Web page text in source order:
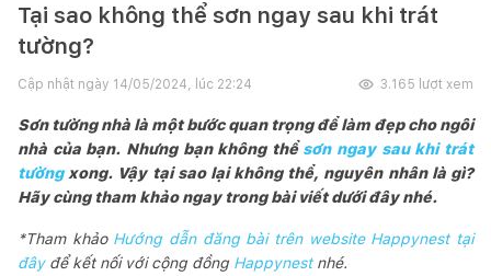
Tại sao không thể sơn ngay sau khi trát
tường?
Cập nhật ngày 14/05/2024, lúc 22:24 3.165 lượt xem
Sơn tường nhà là một bước quan trọng để làm đẹp cho ngôi
nhà của bạn. Nhưng bạn không thể sơn ngay sau khi trát
tườngxong. Vậy tại sao lại không thể, nguyên nhân là gì?
Hãy cùng tham khảo ngay trong bài viết dưới đây nhé.
*Tham khảo Hướng dẫn đăng bài trên website Happynest tại
đâyđể kết nối với cộng đồng Happynest nhé.